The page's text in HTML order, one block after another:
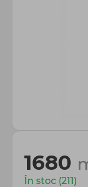
Unelte,
Agrotextil și
Peliculă
Totul
1680
În stoc (211)